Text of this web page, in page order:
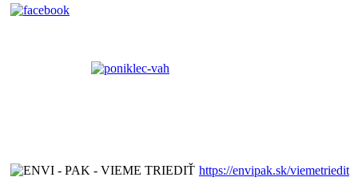
https://envipak.sk/viemetriedit